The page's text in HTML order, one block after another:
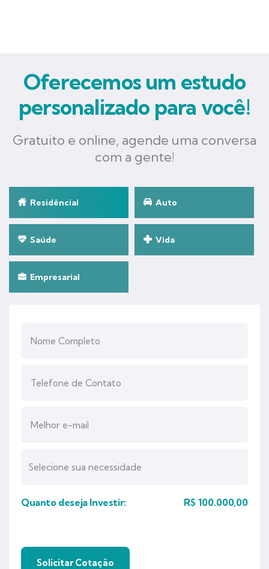
Oferecemos um estudo
personalizado para você!
Gratuito e online, agende uma conversa
com a gente!
Residêncial Auto
Saúde Vida
Empresarial
Quanto deseja Investir: R$ 100.000,00